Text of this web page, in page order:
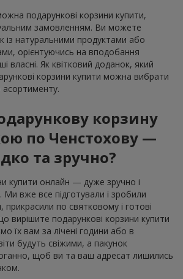
подарункові корзини купити,
замовленням. Ви можете
із натуральними продуктами або
орієнтуючись на вподобання
власні. Як квітковий доданок, який
корзини купити можна вибрати
корзину
по Ченстохову —
та зручно?
купити онлайн — дуже зручно і
вже все підготували і зробили
прикрасили по святковому і готові
вирішите подарункові корзини купити
їх вам за лічені години або в
будуть свіжими, а пакунок
щоб ви та ваш адресат лишились